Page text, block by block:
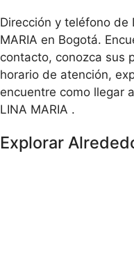
Dirección y teléfono de
MARIA en Bogotá.
contacto, conozca sus
horario de atención,
encuentre como llegar
LINA MARIA .
Explorar